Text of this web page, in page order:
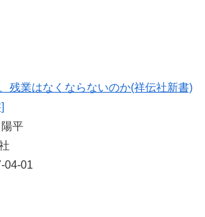
残業はなくならないのか(祥伝社新書)
平
04-01